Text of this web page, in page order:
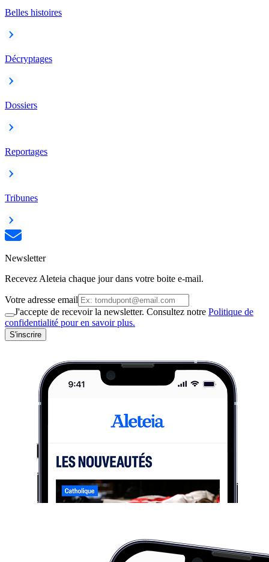
Belles histoires
Décryptages
Dossiers
Reportages
Tribunes
Newsletter
Recevez Aleteia chaque jour dans votre boite e-mail.
Votre adresse email
J'accepte de recevoir la newsletter. Consultez notre Politique de
confidentialité pour en savoir plus.
S'inscrire